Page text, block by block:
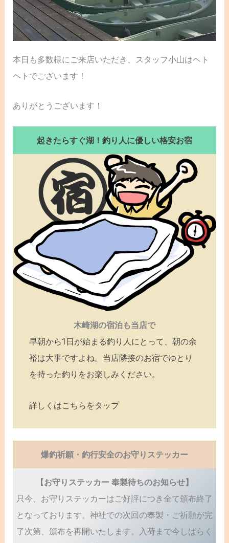
本日も多数様にご来店いただき、スタッフ小山はヘト
ヘトでございます！
ありがとうございます！
起きたらすぐ湖！釣り人に優しい格安お宿
木崎湖の宿泊も当店で
早朝から1日が始まる釣り人にとって、朝の余
裕は大事ですよね。当店隣接のお宿でゆとり
を持った釣りをお楽しみください。
詳しくはこちらをタップ
爆釣祈願・釣行安全のお守りステッカー
【お守りステッカー 奉製待ちのお知らせ】
只今、お守りステッカーはご好評につき全て頒布終了
となっております。神社での次回の奉製・ご祈願が完
了次第、頒布を再開いたします。入荷まで今しばらく